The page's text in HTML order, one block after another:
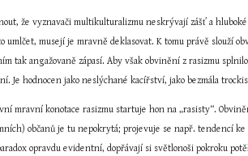
že vyznavači multikulturalizmu neskrývají zášť a
umlčet, musejí je mravně deklasovat. K tomu právě slouží
tak angažovaně zápasí. Aby však obvinění z rasizmu
Je hodnocen jako neslýchané kacířství, jako bezmála
mravní konotace rasizmu startuje hon na „rasisty“.
občanů je tu nepokrytá; projevuje se např. tendencí
opravdu evidentní, dopřávají si světlonoši pokroku